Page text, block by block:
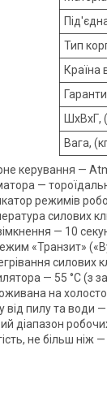
Тип
Країна
ШхВхГ,
Вага,
керування —
—
режимів
силових
— 10
«Транзит»
силових
— 55 °C (з
на
від пилу та води
діапазон
не більш ніж